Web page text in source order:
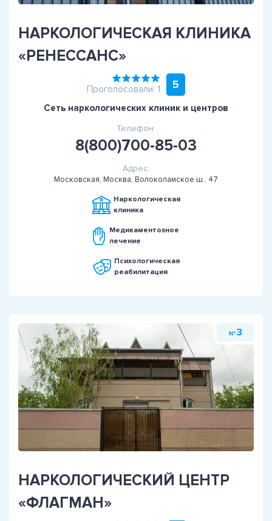
НАРКОЛОГИЧЕСКАЯ КЛИНИКА
«РЕНЕССАНС»
Проголосовали: 1 5
Сеть наркологических клиник и центров
Телефон:
8(800)700-85-03
Адрес:
Московская, Москва, Волоколамское ш., 47
Наркологическая
клиника
Медикаментозное
лечение
Психологическая
реабилитация
№ 3
НАРКОЛОГИЧЕСКИЙ ЦЕНТР
«ФЛАГМАН»